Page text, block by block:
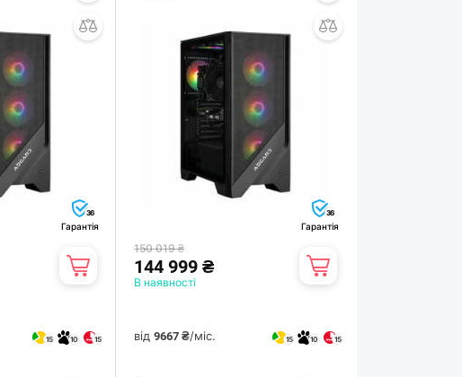
36
Гарантія
15 10 15
36
Гарантія
150 019 ₴
144 999 ₴
В наявності
від9667 ₴/міс. 15 10 15